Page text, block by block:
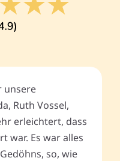
unsere
Ruth Vossel,
erleichtert, dass
war. Es war alles
so, wie